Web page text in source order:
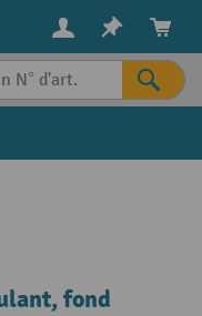
fond